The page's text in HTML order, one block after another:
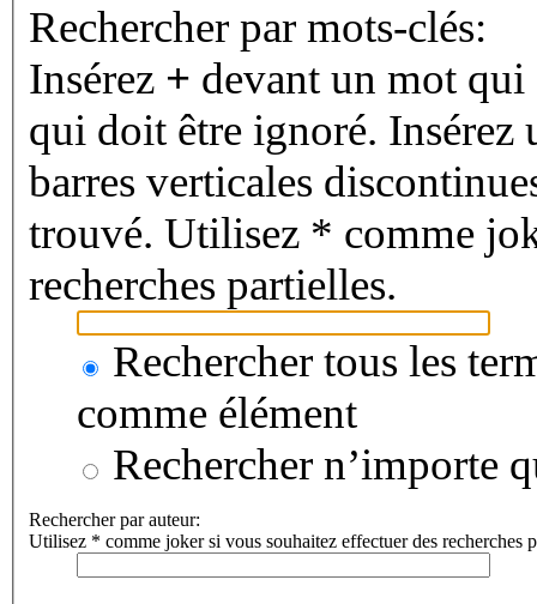
Rechercher par mots-clés:
Insérez + devant un mot
qui doit être ignoré. Insérez
barres verticales
trouvé. Utilisez * comme
recherches partielles.
Rechercher tous les
comme élément
Rechercher n’importe
Rechercher par auteur:
Utilisez * comme joker si vous souhaitez effectuer des recherches